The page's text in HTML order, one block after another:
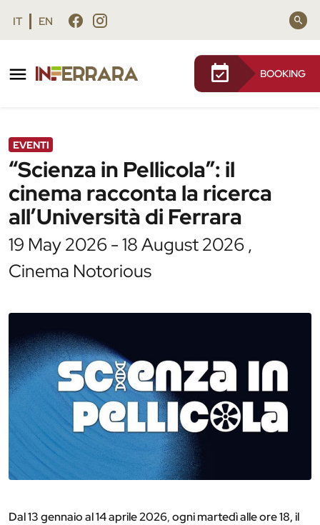
Vai al contenuto principale
Vai al footer
IT EN
BOOKING
“Scienza in Pellicola”: il cinema racconta la
EVENTI
“Scienza in Pellicola”: il
cinema racconta la ricerca
all’Università di Ferrara
19 May 2026 - 18 August 2026 ,
Cinema Notorious
Dal 13 gennaio al 14 aprile 2026,ogni martedì alle ore 18,il